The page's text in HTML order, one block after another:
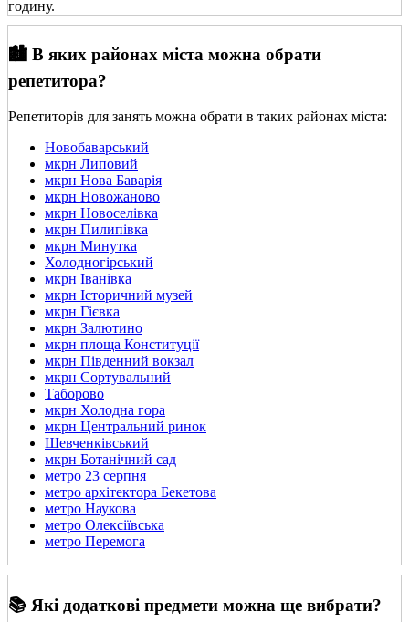
годину.
🏙️ В яких районах міста можна обрати
репетитора?
Репетиторів для занять можна обрати в таких районах міста:
Новобаварський
мкрн Липовий
мкрн Нова Баварія
мкрн Новожаново
мкрн Новоселівка
мкрн Пилипівка
мкрн Минутка
Холодногірський
мкрн Іванівка
мкрн Історичний музей
мкрн Гієвка
мкрн Залютино
мкрн площа Конституції
мкрн Південний вокзал
мкрн Сортувальний
Таборово
мкрн Холодна гора
мкрн Центральний ринок
Шевченківський
мкрн Ботанічний сад
метро 23 серпня
метро архітектора Бекетова
метро Наукова
метро Олексіївська
метро Перемога
📚 Які додаткові предмети можна ще вибрати?